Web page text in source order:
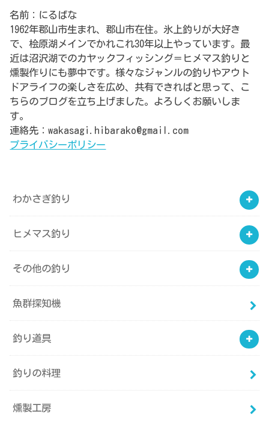
名前：にるばな
1962年郡山市生まれ、郡山市在住。氷上釣りが大好き
で、桧原湖メインでかれこれ30年以上やっています。最
近は沼沢湖でのカヤックフィッシング＝ヒメマス釣りと
燻製作りにも夢中です。様々なジャンルの釣りやアウト
ドアライフの楽しさを広め、共有できればと思って、こ
ちらのブログを立ち上げました。よろしくお願いしま
す。
連絡先：wakasagi.hibarako@gmail.com
プライバシーポリシー
わかさぎ釣り
ヒメマス釣り
その他の釣り
魚群探知機
釣り道具
釣りの料理
燻製工房